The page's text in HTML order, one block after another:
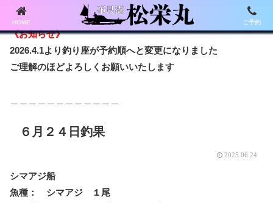
《お知らせ》
2026.4.1より釣り座が予約順へと変更になりました
ご理解のほどよろしくお願いいたします
６月２４日釣果
2025.06.24
シマアジ船
魚種： シマアジ １尾
HOME ご予約